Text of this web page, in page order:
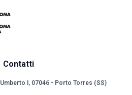
Contatti
I, 07046 - Porto Torres (SS)